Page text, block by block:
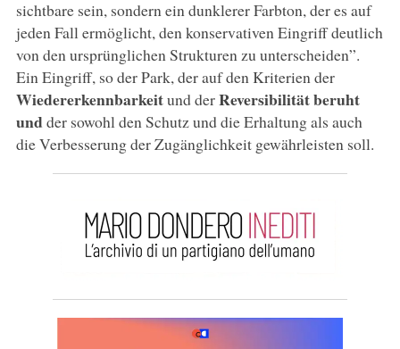
sichtbare sein, sondern ein dunklerer Farbton, der es auf
jeden Fall ermöglicht, den konservativen Eingriff deutlich
von den ursprünglichen Strukturen zu unterscheiden”.
Ein Eingriff, so der Park, der auf den Kriterien der
Wiedererkennbarkeitund derReversibilität beruht
undder sowohl den Schutz und die Erhaltung als auch
die Verbesserung der Zugänglichkeit gewährleisten soll.